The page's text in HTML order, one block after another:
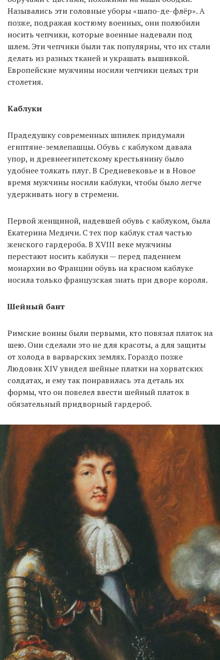
Назывались эти головные уборы «шапо-де-флёр». А
позже, подражая костюму военных, они полюбили
носить чепчики, которые военные надевали под
шлем. Эти чепчики были так популярны, что их стали
делать из разных тканей и украшать вышивкой.
Европейские мужчины носили чепчики целых три
столетия.
Каблуки
Прадедушку современных шпилек придумали
египтяне-землепашцы. Обувь с каблуком давала
упор, и древнеегипетскому крестьянину было
удобнее толкать плуг. В Средневековье и в Новое
время мужчины носили каблуки, чтобы было легче
удерживать ногу в стремени.
Первой женщиной, надевшей обувь с каблуком, была
Екатерина Медичи. С тех пор каблук стал частью
женского гардероба. В XVIII веке мужчины
перестают носить каблуки — перед падением
монархии во Франции обувь на красном каблуке
носила только французская знать при дворе короля.
Шейный бант
Римские воины были первыми, кто повязал платок на
шею. Они сделали это не для красоты, а для защиты
от холода в варварских землях. Гораздо позже
Людовик XIV увидел шейные платки на хорватских
солдатах, и ему так понравилась эта деталь их
формы, что он повелел ввести шейный платок в
обязательный придворный гардероб.